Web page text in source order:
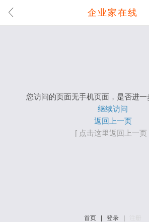
企业家在线
您访问的页面无手机页面，是否进一
继续访问
返回上一页
[ 点击这里返回上一页
首页 登录